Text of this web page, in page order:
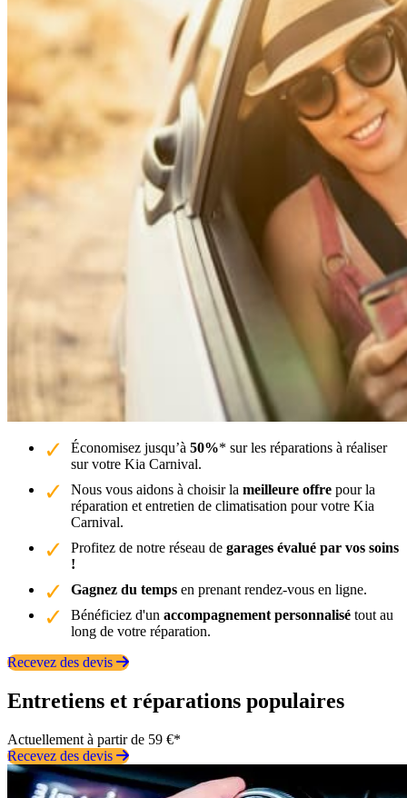
Économisez jusqu’à 50%* sur les réparations à réaliser
sur votre Kia Carnival.
Nous vous aidons à choisir la meilleure offre pour la
réparation et entretien de climatisation pour votre Kia
Carnival.
Profitez de notre réseau de garages évalué par vos soins
!
Gagnez du temps en prenant rendez-vous en ligne.
Bénéficiez d'un accompagnement personnalisé tout au
long de votre réparation.
Recevez des devis
Entretiens et réparations populaires
Actuellement à partir de 59 €*
Recevez des devis